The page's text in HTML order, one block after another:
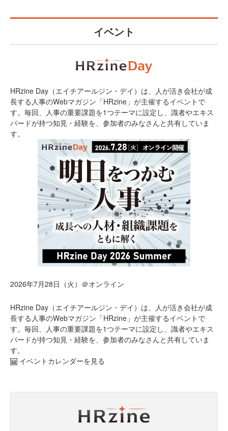
イベント
HRzine Day（エイチアールジン・デイ）は、人が活き会社が成
長する人事のWebマガジン「HRzine」が主催するイベントで
す。毎回、人事の重要課題を1つテーマに設定し、識者やエキス
パードが持つ知見・経験を、参加者のみなさんと共有していま
す。
2026年7月28日（火）＠オンライン
HRzine Day（エイチアールジン・デイ）は、人が活き会社が成
長する人事のWebマガジン「HRzine」が主催するイベントで
す。毎回、人事の重要課題を1つテーマに設定し、識者やエキス
パードが持つ知見・経験を、参加者のみなさんと共有していま
す。
イベントカレンダーを見る